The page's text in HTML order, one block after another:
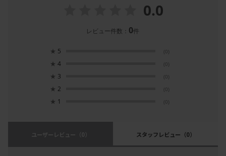
0.0
レビュー件数： 0件
★ 5 (0)
★ 4 (0)
★ 3 (0)
★ 2 (0)
★ 1 (0)
ユーザーレビュー （0） スタッフレビュー （0）